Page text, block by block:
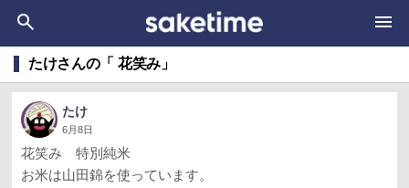
たけさんの「 花笑み」
たけ
6月8日
花笑み 特別純米
お米は山田錦を使っています。